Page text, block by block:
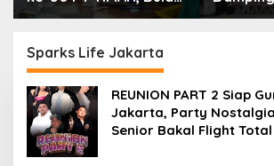
Kejar Kampus Impian
Sparks Life Jakarta
REUNION PART 2 Siap
Jakarta, Party
Senior Bakal Flight Total